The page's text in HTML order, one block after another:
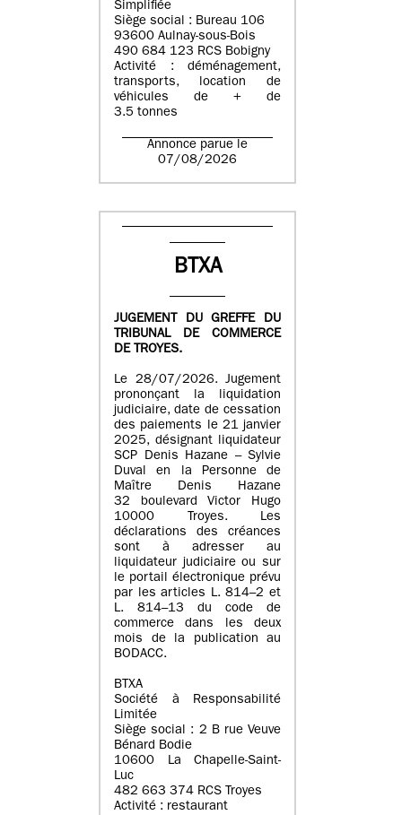
Simplifiée
Siège social : Bureau 106
93600 Aulnay-sous-Bois
490 684 123 RCS Bobigny
Activité : déménagement,
transports, location de
véhicules de + de
3.5 tonnes
Annonce parue le
07/08/2026
BTXA
JUGEMENT DU GREFFE DU
TRIBUNAL DE COMMERCE
DE TROYES.
Le 28/07/2026. Jugement
prononçant la liquidation
judiciaire, date de cessation
des paiements le 21 janvier
2025, désignant liquidateur
SCP Denis Hazane – Sylvie
Duval en la Personne de
Maître Denis Hazane
32 boulevard Victor Hugo
10000 Troyes. Les
déclarations des créances
sont à adresser au
liquidateur judiciaire ou sur
le portail électronique prévu
par les articles L. 814–2 et
L. 814–13 du code de
commerce dans les deux
mois de la publication au
BODACC.
BTXA
Société à Responsabilité
Limitée
Siège social : 2 B rue Veuve
Bénard Bodie
10600 La Chapelle-Saint-
Luc
482 663 374 RCS Troyes
Activité : restaurant